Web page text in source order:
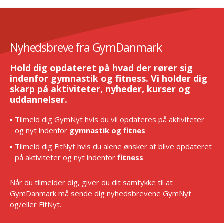
Nyhedsbreve fra GymDanmark
Hold dig opdateret på hvad der rører sig
indenfor gymnastik og fitness. Vi holder dig
skarp på aktiviteter, nyheder, kurser og
uddannelser.
Tilmeld dig GymNyt hvis du vil opdateres på aktiviteter
og nyt indenfor gymnastik og fitnes
Tilmeld dig FitNyt hvis du alene ønsker at blive opdateret
på aktiviteter og nyt indenfor fitness
Når du tilmelder dig, giver du dit samtykke til at
GymDanmark må sende dig nyhedsbrevene GymNyt
og/eller FitNyt.